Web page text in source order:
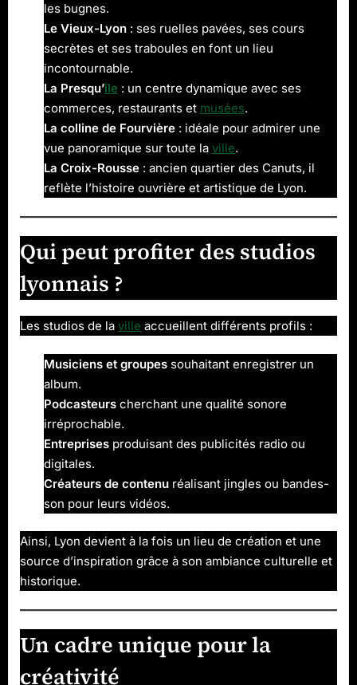
les bugnes.
Le Vieux-Lyon : ses ruelles pavées, ses cours
secrètes et ses traboules en font un lieu
incontournable.
La Presqu’île : un centre dynamique avec ses
commerces, restaurants et musées.
La colline de Fourvière : idéale pour admirer une
vue panoramique sur toute la ville.
La Croix-Rousse : ancien quartier des Canuts, il
reflète l’histoire ouvrière et artistique de Lyon.
Qui peut profiter des studios
lyonnais ?
Les studios de la ville accueillent différents profils :
Musiciens et groupes souhaitant enregistrer un
album.
Podcasteurs cherchant une qualité sonore
irréprochable.
Entreprises produisant des publicités radio ou
digitales.
Créateurs de contenu réalisant jingles ou bandes-
son pour leurs vidéos.
Ainsi, Lyon devient à la fois un lieu de création et une
source d’inspiration grâce à son ambiance culturelle et
historique.
Un cadre unique pour la
créativité